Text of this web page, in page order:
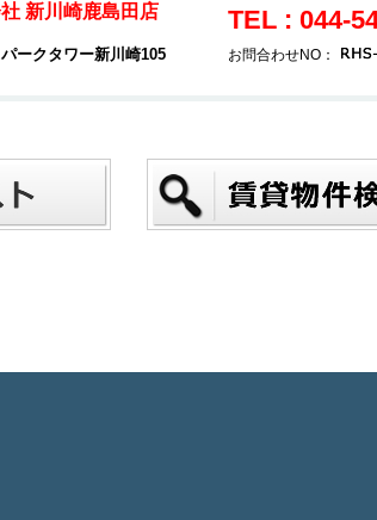
新川崎鹿島田店
ークタワー新川崎105
TEL : 044-
お問合わせNO：